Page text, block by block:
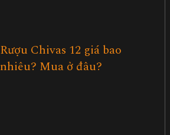
Rượu Chivas 12 giá bao
nhiêu? Mua ở đâu?